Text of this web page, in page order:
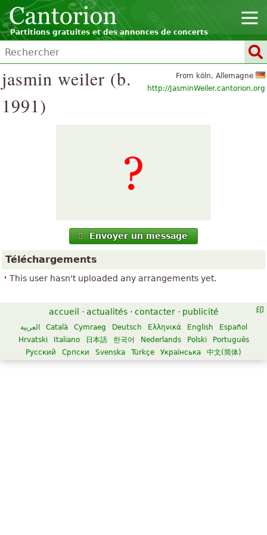
Partitions gratuites et des annonces de concerts
From köln, Allemagne
http://JasminWeiler.cantorion.org
jasmin weiler (b.
1991)
Envoyer un message
Téléchargements
This user hasn't uploaded any arrangements yet.
accueil · actualités · contacter · publicité
العربية Català Cymraeg Deutsch Ελληνικά English
Español
Hrvatski
Italiano 日本語 한국어 Nederlands Polski
Português
Русский
Српски Svenska Türkçe Українська 中文(简体)